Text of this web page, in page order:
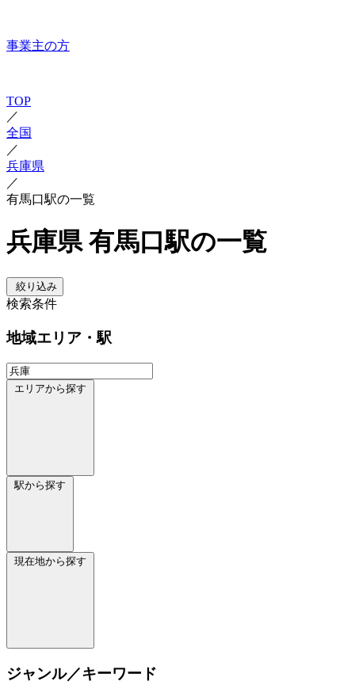
事業主の方
TOP
／
全国
／
兵庫県
／
有馬口駅の一覧
兵庫県 有馬口駅の一覧
絞り込み
検索条件
地域エリア・駅
エリアから探す
駅から探す
現在地から探す
ジャンル／キーワード